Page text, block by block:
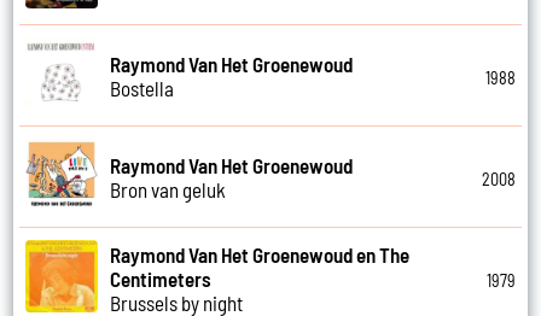
Raymond Van Het Groenewoud
Bostella
1988
Raymond Van Het Groenewoud
Bron van geluk
2008
Raymond Van Het Groenewoud en The
Centimeters
Brussels by night
1979